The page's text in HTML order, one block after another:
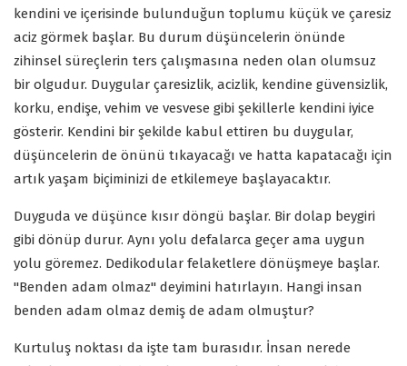
kendini ve içerisinde bulunduğun toplumu küçük ve çaresiz
aciz görmek başlar. Bu durum düşüncelerin önünde
zihinsel süreçlerin ters çalışmasına neden olan olumsuz
bir olgudur. Duygular çaresizlik, acizlik, kendine güvensizlik,
korku, endişe, vehim ve vesvese gibi şekillerle kendini iyice
gösterir. Kendini bir şekilde kabul ettiren bu duygular,
düşüncelerin de önünü tıkayacağı ve hatta kapatacağı için
artık yaşam biçiminizi de etkilemeye başlayacaktır.
Duyguda ve düşünce kısır döngü başlar. Bir dolap beygiri
gibi dönüp durur. Aynı yolu defalarca geçer ama uygun
yolu göremez. Dedikodular felaketlere dönüşmeye başlar.
"Benden adam olmaz" deyimini hatırlayın. Hangi insan
benden adam olmaz demiş de adam olmuştur?
Kurtuluş noktası da işte tam burasıdır. İnsan nerede